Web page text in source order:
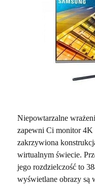
Niepowtarzalne
zapewni Ci monitor 4K
zakrzywiona
wirtualnym świecie.
jego rozdzielczość to
wyświetlane obrazy są